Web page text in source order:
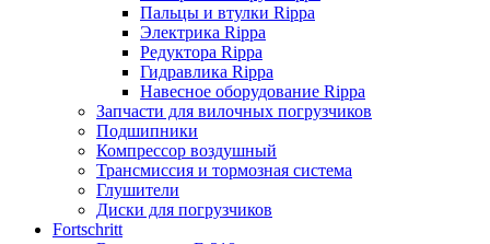
Пальцы и втулки Rippa
Электрика Rippa
Редуктора Rippa
Гидравлика Rippa
Навесное оборудование Rippa
Запчасти для вилочных погрузчиков
Подшипники
Компрессор воздушный
Трансмиссия и тормозная система
Глушители
Диски для погрузчиков
Fortschritt